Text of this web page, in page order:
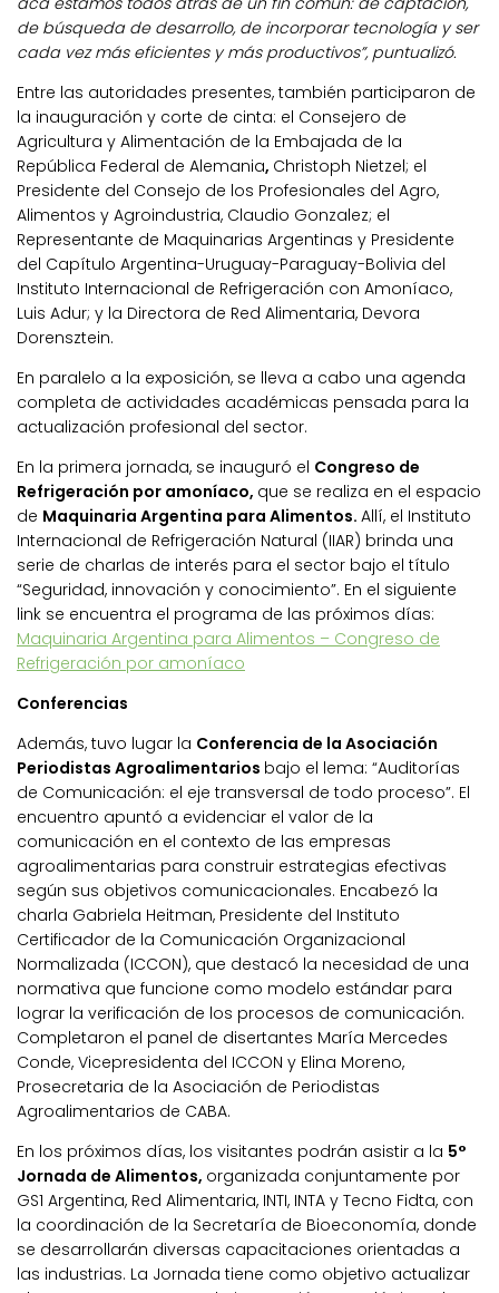
de búsqueda de desarrollo, de incorporar tecnología y ser
cada vez más eficientes y más productivos”, puntualizó.
Entre las autoridades presentes, también participaron de
la inauguración y corte de cinta: el Consejero de
Agricultura y Alimentación de la Embajada de la
República Federal de Alemania, Christoph Nietzel; el
Presidente del Consejo de los Profesionales del Agro,
Alimentos y Agroindustria, Claudio Gonzalez; el
Representante de Maquinarias Argentinas y Presidente
del Capítulo Argentina-Uruguay-Paraguay-Bolivia del
Instituto Internacional de Refrigeración con Amoníaco,
Luis Adur; y la Directora de Red Alimentaria, Devora
Dorensztein.
En paralelo a la exposición, se lleva a cabo una agenda
completa de actividades académicas pensada para la
actualización profesional del sector.
En la primera jornada, se inauguró el Congreso de
Refrigeración por amoníaco, que se realiza en el espacio
de Maquinaria Argentina para Alimentos. Allí, el Instituto
Internacional de Refrigeración Natural (IIAR) brinda una
serie de charlas de interés para el sector bajo el título
“Seguridad, innovación y conocimiento”. En el siguiente
link se encuentra el programa de las próximos días:
Maquinaria Argentina para Alimentos – Congreso de
Refrigeración por amoníaco
Conferencias
Además, tuvo lugar la Conferencia de la Asociación
Periodistas Agroalimentarios bajo el lema: “Auditorías
de Comunicación: el eje transversal de todo proceso”. El
encuentro apuntó a evidenciar el valor de la
comunicación en el contexto de las empresas
agroalimentarias para construir estrategias efectivas
según sus objetivos comunicacionales. Encabezó la
charla Gabriela Heitman, Presidente del Instituto
Certificador de la Comunicación Organizacional
Normalizada (ICCON), que destacó la necesidad de una
normativa que funcione como modelo estándar para
lograr la verificación de los procesos de comunicación.
Completaron el panel de disertantes María Mercedes
Conde, Vicepresidenta del ICCON y Elina Moreno,
Prosecretaria de la Asociación de Periodistas
Agroalimentarios de CABA.
En los próximos días, los visitantes podrán asistir a la 5°
Jornada de Alimentos, organizada conjuntamente por
GS1 Argentina, Red Alimentaria, INTI, INTA y Tecno Fidta, con
la coordinación de la Secretaría de Bioeconomía, donde
se desarrollarán diversas capacitaciones orientadas a
las industrias. La Jornada tiene como objetivo actualizar